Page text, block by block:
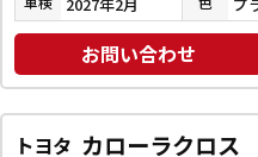
お問い合わせ
トヨタ カローラクロス